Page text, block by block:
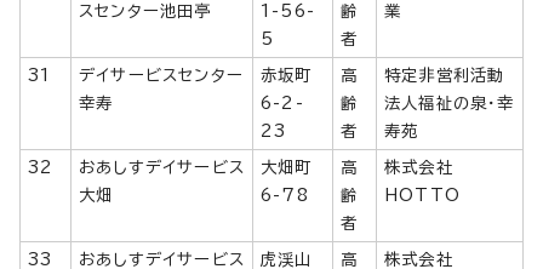
スセンター池田亭
1-56-
5
齢
者
業
31
デイサービスセンター
幸寿
赤坂町
6-2-
23
高
齢
者
特定非営利活動
法人福祉の泉・幸
寿苑
32
おあしすデイサービス
大畑
大畑町
6-78
高
齢
者
株式会社
HOTTO
33
おあしすデイサービス
虎渓山
高
株式会社